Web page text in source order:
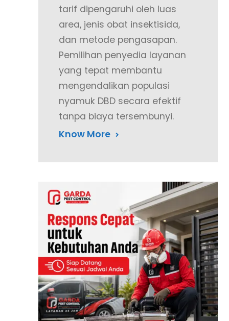
tarif dipengaruhi oleh luas
area, jenis obat insektisida,
dan metode pengasapan.
Pemilihan penyedia layanan
yang tepat membantu
mengendalikan populasi
nyamuk DBD secara efektif
tanpa biaya tersembunyi.
Know More